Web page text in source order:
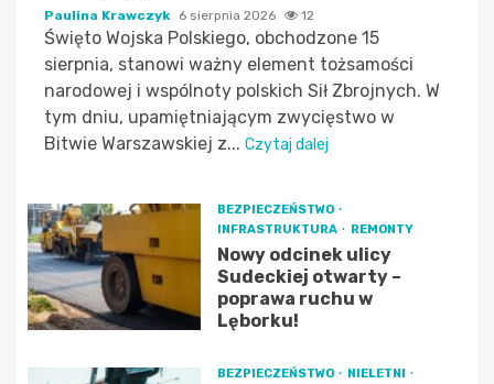
Paulina Krawczyk 6 sierpnia 2026 12
Święto Wojska Polskiego, obchodzone 15
sierpnia, stanowi ważny element tożsamości
narodowej i wspólnoty polskich Sił Zbrojnych. W
tym dniu, upamiętniającym zwycięstwo w
Bitwie Warszawskiej z... Czytaj dalej
BEZPIECZEŃSTWO
INFRASTRUKTURA
REMONTY
Nowy odcinek ulicy
Sudeckiej otwarty –
poprawa ruchu w
Lęborku!
BEZPIECZEŃSTWO
NIELETNI